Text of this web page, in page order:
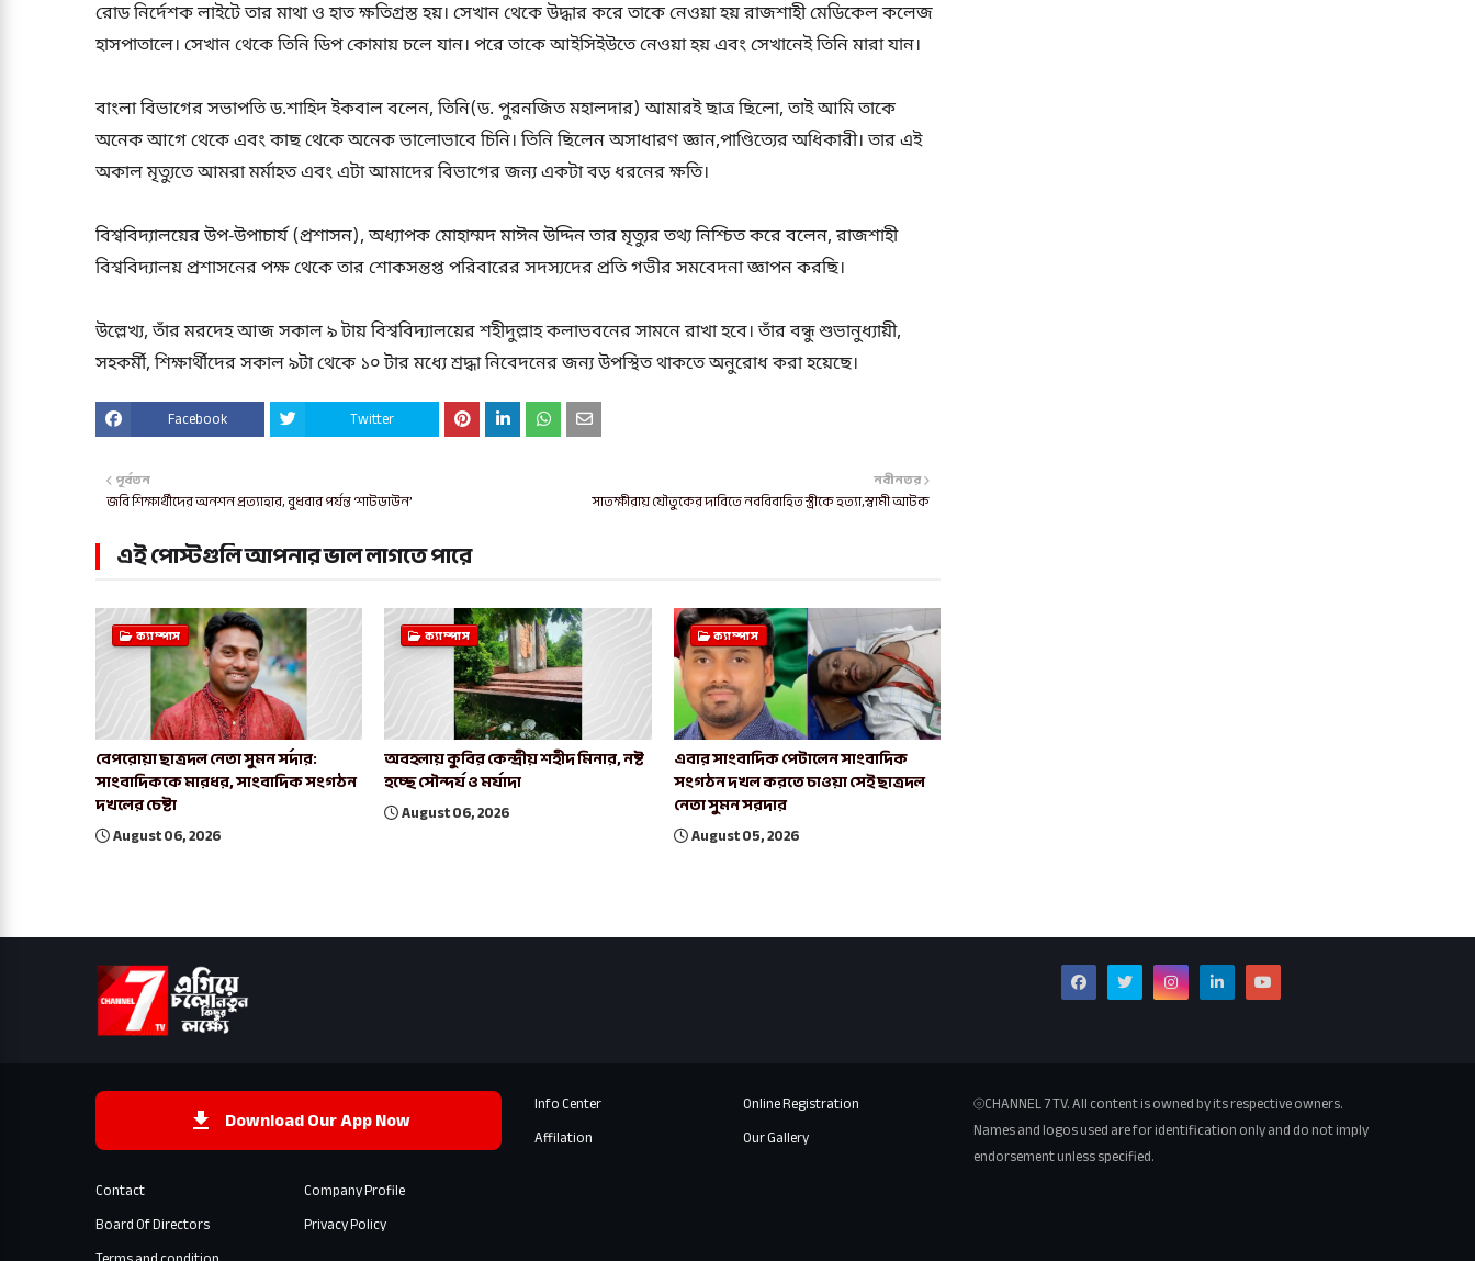
রোড নির্দেশক লাইটে তার মাথা ও হাত ক্ষতিগ্রস্ত হয়। সেখান থেকে উদ্ধার করে তাকে নেওয়া হয় রাজশাহী মেডিকেল কলেজ
হাসপাতালে। সেখান থেকে তিনি ডিপ কোমায় চলে যান। পরে তাকে আইসিইউতে নেওয়া হয় এবং সেখানেই তিনি মারা যান।
বাংলা বিভাগের সভাপতি ড.শাহিদ ইকবাল বলেন, তিনি(ড. পুরনজিত মহালদার) আমারই ছাত্র ছিলো, তাই আমি তাকে
অনেক আগে থেকে এবং কাছ থেকে অনেক ভালোভাবে চিনি। তিনি ছিলেন অসাধারণ জ্ঞান,পাণ্ডিত্যের অধিকারী। তার এই
অকাল মৃত্যুতে আমরা মর্মাহত এবং এটা আমাদের বিভাগের জন্য একটা বড় ধরনের ক্ষতি।
বিশ্ববিদ্যালয়ের উপ-উপাচার্য (প্রশাসন), অধ্যাপক মোহাম্মদ মাঈন উদ্দিন তার মৃত্যুর তথ্য নিশ্চিত করে বলেন, রাজশাহী
বিশ্ববিদ্যালয় প্রশাসনের পক্ষ থেকে তার শোকসন্তপ্ত পরিবারের সদস্যদের প্রতি গভীর সমবেদনা জ্ঞাপন করছি।
উল্লেখ্য, তাঁর মরদেহ আজ সকাল ৯ টায় বিশ্ববিদ্যালয়ের শহীদুল্লাহ কলাভবনের সামনে রাখা হবে। তাঁর বন্ধু শুভানুধ্যায়ী,
সহকর্মী, শিক্ষার্থীদের সকাল ৯টা থেকে ১০ টার মধ্যে শ্রদ্ধা নিবেদনের জন্য উপস্থিত থাকতে অনুরোধ করা হয়েছে।
Facebook Twitter
নবীনতর
সাতক্ষীরায় যৌতুকের দাবিতে নববিবাহিত স্ত্রীকে হত্যা,স্বামী আটক
পূর্বতন
জবি শিক্ষার্থীদের অনশন প্রত্যাহার, বুধবার পর্যন্ত ‘শাটডাউন’
এই পোস্টগুলি আপনার ভাল লাগতে পারে
ক্যাম্পাস
বেপরোয়া ছাত্রদল নেতা সুমন সর্দার:
সাংবাদিককে মারধর, সাংবাদিক সংগঠন
দখলের চেষ্টা
August 06, 2026
ক্যাম্পাস
অবহলায় কুবির কেন্দ্রীয় শহীদ মিনার, নষ্ট
হচ্ছে সৌন্দর্য ও মর্যাদা
August 06, 2026
ক্যাম্পাস
এবার সাংবাদিক পেটালেন সাংবাদিক
সংগঠন দখল করতে চাওয়া সেই ছাত্রদল
নেতা সুমন সরদার
August 05, 2026
Download Our App Now
Contact
Company Profile
Board Of Directors
Privacy Policy
Info Center
Online Registration
Affilation
Our Gallery
⦾CHANNEL 7 TV. All content is owned by its respective owners.
Names and logos used are for identification only and do not imply
endorsement unless specified.